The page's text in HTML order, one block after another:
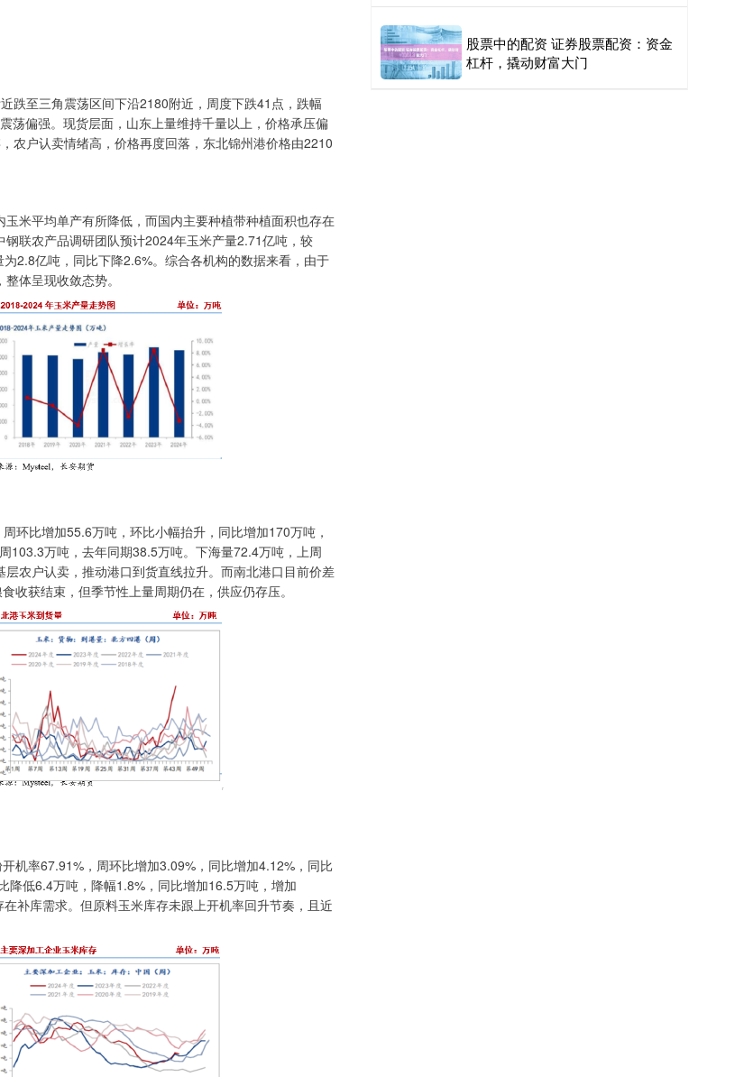
至三角震荡区间下沿2180附近，周度下跌41点，跌幅
荡偏强。现货层面，山东上量维持千量以上，价格承压偏
农户认卖情绪高，价格再度回落，东北锦州港价格由2210
米平均单产有所降低，而国内主要种植带种植面积也存在
联农产品调研团队预计2024年玉米产量2.71亿吨，较
2.8亿吨，同比下降2.6%。综合各机构的数据来看，由于
体呈现收敛态势。
比增加55.6万吨，环比小幅抬升，同比增加170万吨，
103.3万吨，去年同期38.5万吨。下海量72.4万吨，上周
农户认卖，推动港口到货直线拉升。而南北港口目前价差
收获结束，但季节性上量周期仍在，供应仍存压。
率67.91%，周环比增加3.09%，同比增加4.12%，同比
低6.4万吨，降幅1.8%，同比增加16.5万吨，增加
补库需求。但原料玉米库存未跟上开机率回升节奏，且近
股票中的配资 证券股票配资：资金
杠杆，撬动财富大门